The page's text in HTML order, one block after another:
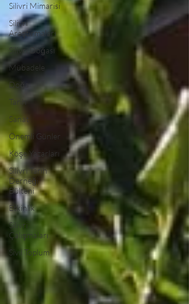
Silivri Mimarisi
Silivri
Araştırmaları
Silivri Doğası
Mübadele
Doğa
Tarih
Sanat
Önemli Günler
Köşe Yazarları
Silivri Tarih
Derneği
Bülteni
Etkinlik
Silivri
Çalışmaları
Sivil Toplum